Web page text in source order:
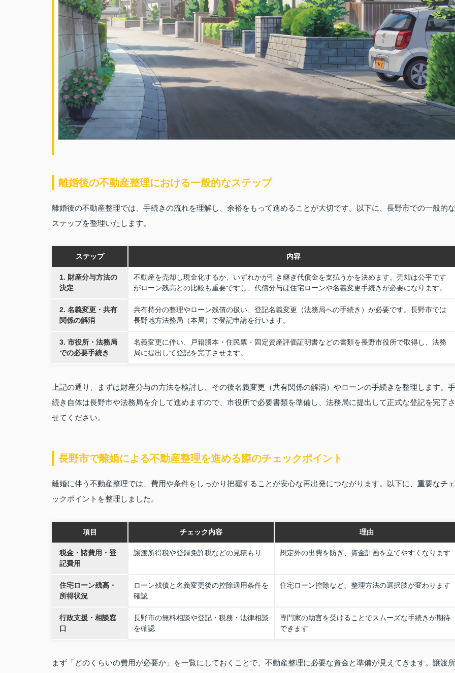
離婚後の不動産整理における一般的なステップ
離婚後の不動産整理では、手続きの流れを理解し、余裕をもって進めることが大切です。以下に、長野市での一般的な
ステップを整理いたします。
ステップ 内容
1. 財産分与方法の
決定
不動産を売却し現金化するか、いずれかが引き継ぎ代償金を支払うかを決めます。売却は公平です
がローン残高との比較も重要ですし、代償分与は住宅ローンや名義変更手続きが必要になります。
2. 名義変更・共有
関係の解消
共有持分の整理やローン残債の扱い、登記名義変更（法務局への手続き）が必要です。長野市では
長野地方法務局（本局）で登記申請を行います。
3. 市役所・法務局
での必要手続き
名義変更に伴い、戸籍謄本・住民票・固定資産評価証明書などの書類を長野市役所で取得し、法務
局に提出して登記を完了させます。
上記の通り、まずは財産分与の方法を検討し、その後名義変更（共有関係の解消）やローンの手続きを整理します。手
続き自体は長野市や法務局を介して進めますので、市役所で必要書類を準備し、法務局に提出して正式な登記を完了さ
せてください。
長野市で離婚による不動産整理を進める際のチェックポイント
離婚に伴う不動産整理では、費用や条件をしっかり把握することが安心な再出発につながります。以下に、重要なチェ
ックポイントを整理しました。
項目 チェック内容 理由
税金・諸費用・登
記費用
譲渡所得税や登録免許税などの見積もり 想定外の出費を防ぎ、資金計画を立てやすくなります
住宅ローン残高・
所得状況
ローン残債と名義変更後の控除適用条件を
確認
住宅ローン控除など、整理方法の選択肢が変わります
行政支援・相談窓
口
長野市の無料相談や登記・税務・法律相談
を確認
専門家の助言を受けることでスムーズな手続きが期待
できます
まず「どのくらいの費用が必要か」を一覧にしておくことで、不動産整理に必要な資金と準備が見えてきます。譲渡所